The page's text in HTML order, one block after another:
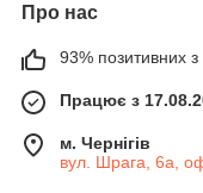
Про нас
93% позитивних з
Працює з
м. Чернігів
вул. Шрага, 6а,